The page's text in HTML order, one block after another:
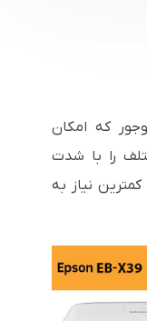
که امکان
را با شدت
نیاز به